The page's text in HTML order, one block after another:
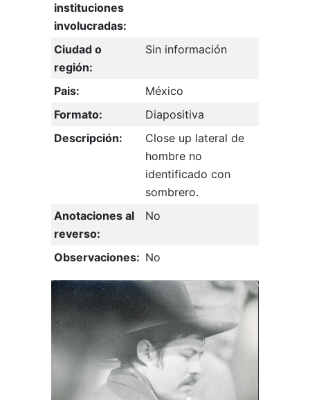
instituciones
involucradas:
Ciudad o
región:
Sin información
Pais:
México
Formato:
Diapositiva
Descripción:
Close up lateral de
hombre no
identificado con
sombrero.
Anotaciones al
reverso:
No
Observaciones: No